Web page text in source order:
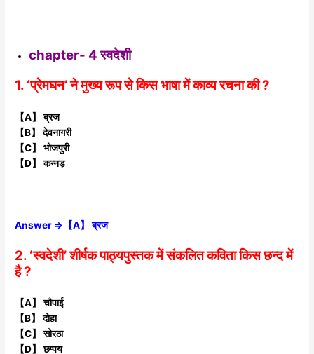
chapter- 4 स्वदेशी
1. ‘प्रेमघन’ ने मुख्य रूप से किस भाषा में काव्य रचना की ?
【A】 ब्रज
【B】 देवनागरी
【C】 भोजपुरी
【D】 कन्नड़
Answer ⇒【A】 ब्रज
2. ‘स्वदेशी’ शीर्षक पाठ्यपुस्तक में संकलित कविता किस छन्द में
है ?
【A】 चौपाई
【B】 दोहा
【C】 सोरठा
【D】 छप्पय